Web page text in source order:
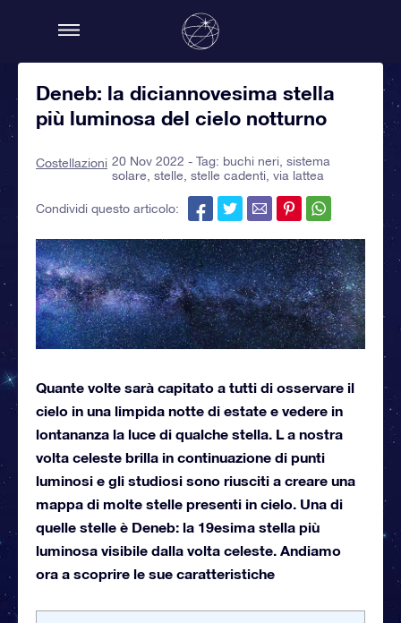
Deneb: la diciannovesima stella
più luminosa del cielo notturno
Costellazioni 20 Nov 2022 - Tag: buchi neri sistema
solare stelle stelle cadenti via lattea
Condividi questo articolo:
Quante volte sarà capitato a tutti di osservare il
cielo in una limpida notte di estate e vedere in
lontananza la luce di qualche stella. L a nostra
volta celeste brilla in continuazione di punti
luminosi e gli studiosi sono riusciti a creare una
mappa di molte stelle presenti in cielo. Una di
quelle stelle è Deneb: la 19esima stella più
luminosa visibile dalla volta celeste. Andiamo
ora a scoprire le sue caratteristiche